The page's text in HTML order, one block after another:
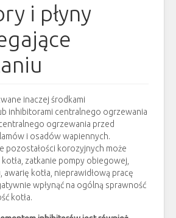
i płyny
inaczej środkami
inhibitorami centralnego ogrzewania
ogrzewania przed
i osadów wapiennych.
pozostałości korozyjnych może
zatkanie pompy obiegowej,
awarię kotła, nieprawidłową pracę
wpłynąć na ogólną sprawność
kotła.